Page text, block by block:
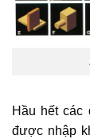
Hầu hết các
được nhập